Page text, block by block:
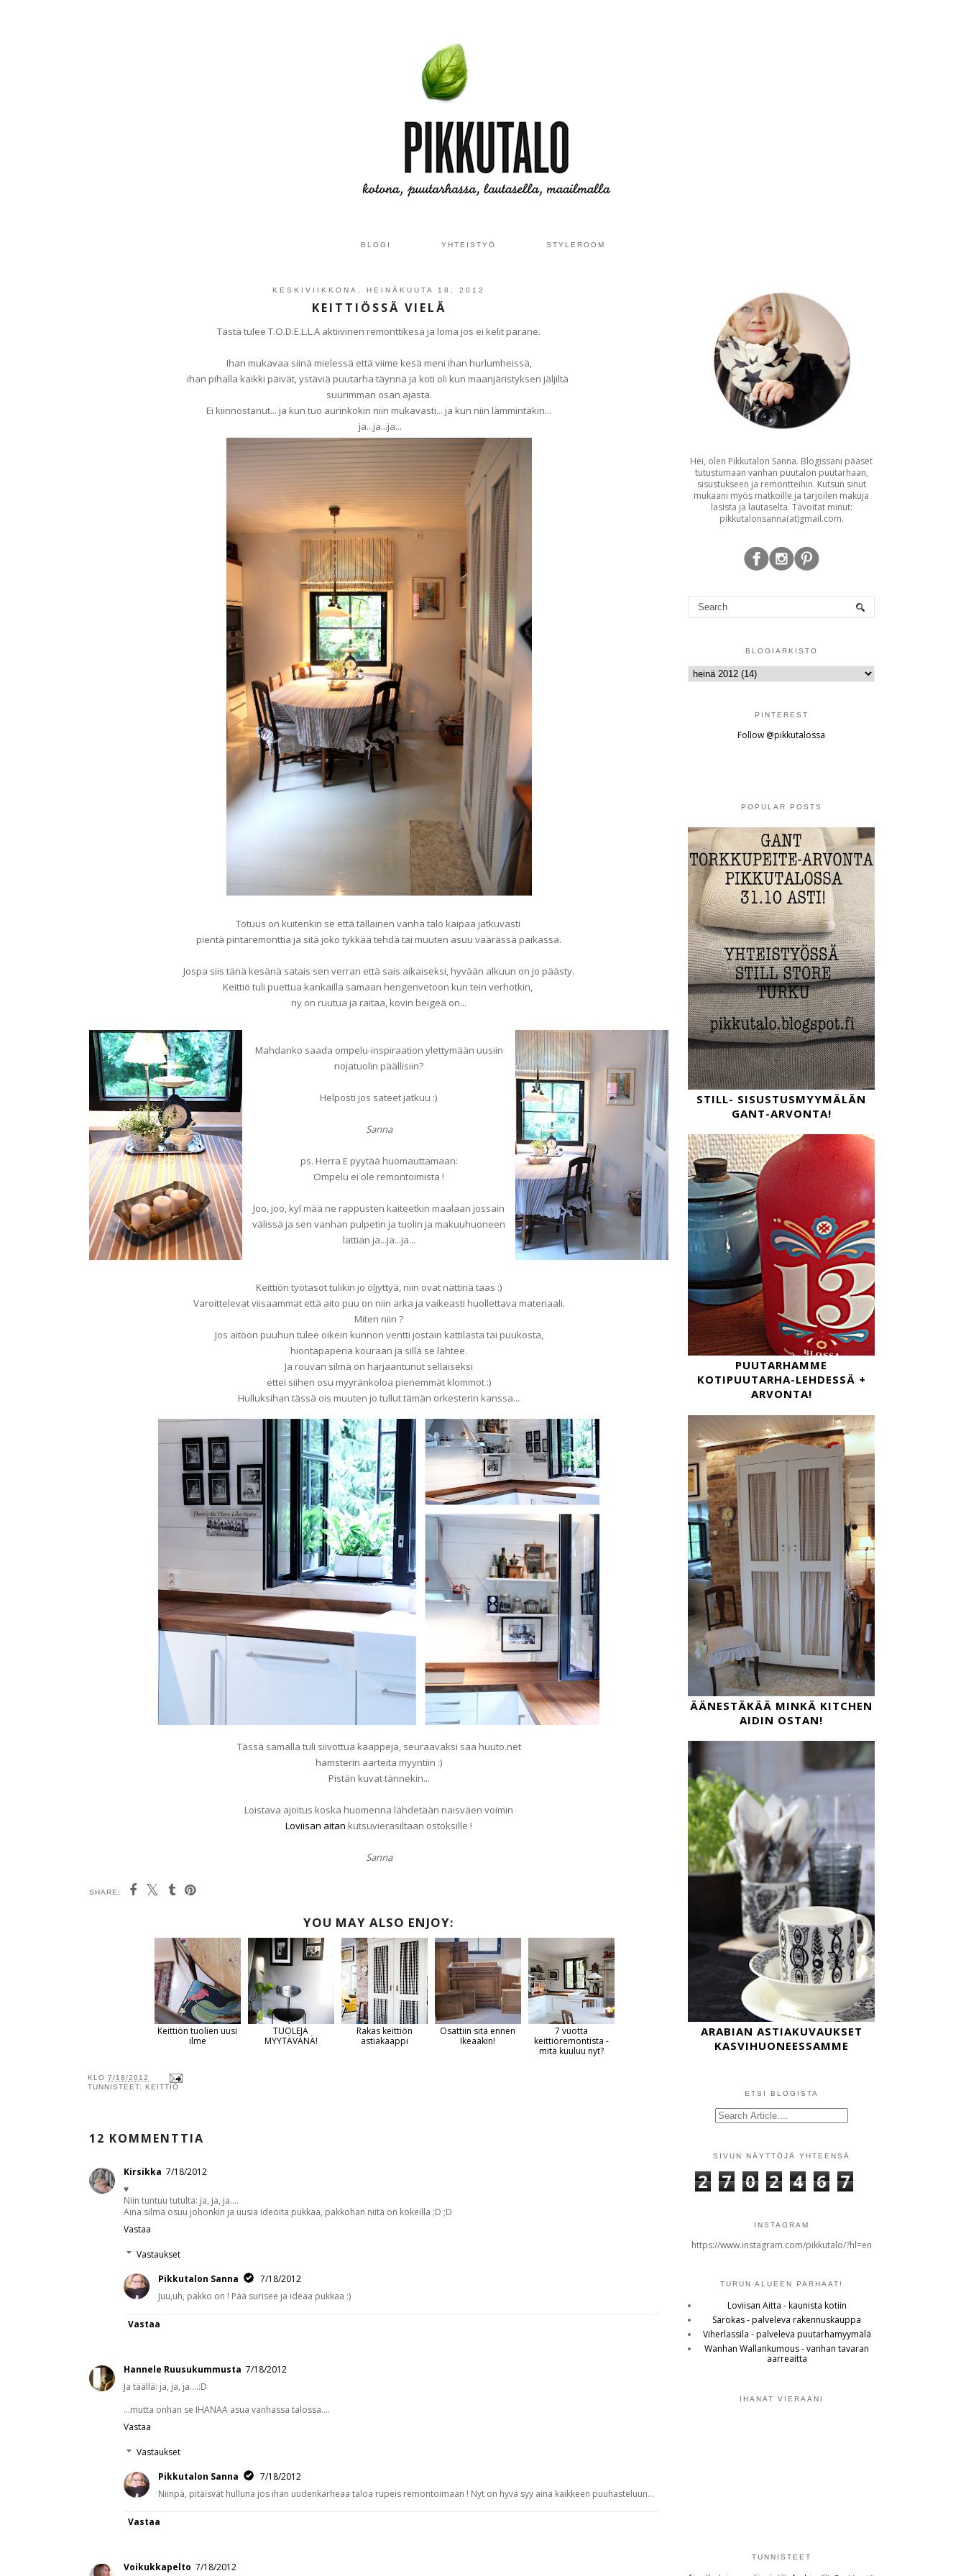
BLOGI YHTEISTYÖ STYLEROOM
KESKIVIIKKONA, HEINÄKUUTA 18, 2012
KEITTIÖSSÄ VIELÄ
Tästä tulee T.O.D.E.L.L.A aktiivinen remonttikesä ja loma jos ei kelit parane.
Ihan mukavaa siinä mielessä että viime kesä meni ihan hurlumheissä,
ihan pihalla kaikki päivät, ystäviä puutarha täynnä ja koti oli kun maanjäristyksen jäljiltä
suurimman osan ajasta.
Ei kiinnostanut... ja kun tuo aurinkokin niin mukavasti... ja kun niin lämmintäkin...
ja...ja...ja...
Totuus on kuitenkin se että tällainen vanha talo kaipaa jatkuvasti
pientä pintaremonttia ja sitä joko tykkää tehdä tai muuten asuu väärässä paikassa.
Jospa siis tänä kesänä satais sen verran että sais aikaiseksi, hyvään alkuun on jo päästy.
Keittiö tuli puettua kankailla samaan hengenvetoon kun tein verhotkin,
ny on ruutua ja raitaa, kovin beigeä on...
Mahdanko saada ompelu-inspiraation ylettymään uusiin
nojatuolin päällisiin?
Helposti jos sateet jatkuu :)
Sanna
ps. Herra E pyytää huomauttamaan:
Ompelu ei ole remontoimista !
Joo, joo, kyl mää ne rappusten kaiteetkin maalaan jossain
välissä ja sen vanhan pulpetin ja tuolin ja makuuhuoneen
lattian ja...ja...ja...
Keittiön työtasot tulikin jo öljyttyä, niin ovat nättinä taas :)
Varoittelevat viisaammat että aito puu on niin arka ja vaikeasti huollettava materiaali.
Miten niin ?
Jos aitoon puuhun tulee oikein kunnon ventti jostain kattilasta tai puukosta,
hiontapaperia kouraan ja sillä se lähtee.
Ja rouvan silmä on harjaantunut sellaiseksi
ettei siihen osu myyränkoloa pienemmät klommot :)
Hulluksihan tässä ois muuten jo tullut tämän orkesterin kanssa...
Tässä samalla tuli siivottua kaappeja, seuraavaksi saa huuto.net
hamsterin aarteita myyntiin :)
Pistän kuvat tännekin...
Loistava ajoitus koska huomenna lähdetään naisväen voimin
Loviisan aitan kutsuvierasiltaan ostoksille !
Sanna
SHARE:
YOU MAY ALSO ENJOY:
Keittiön tuolien uusi
ilme
TUOLEJA
MYYTÄVÄNÄ!
Rakas keittiön
astiakaappi
Osattiin sitä ennen
Ikeaakin!
7 vuotta
keittiöremontista -
mitä kuuluu nyt?
KLO 7/18/2012
TUNNISTEET: KEITTIÖ
12 KOMMENTTIA
Kirsikka 7/18/2012
♥
Niin tuntuu tutulta: ja, ja, ja....
Aina silmä osuu johonkin ja uusia ideoita pukkaa, pakkohan niitä on kokeilla ;D ;D
Vastaa
Vastaukset
Pikkutalon Sanna
7/18/2012
Juu,uh, pakko on ! Pää surisee ja ideaa pukkaa :)
Vastaa
Hannele Ruusukummusta 7/18/2012
Ja täällä: ja, ja, ja....:D
...mutta onhan se IHANAA asua vanhassa talossa....
Vastaa
Vastaukset
Pikkutalon Sanna
7/18/2012
Niinpä, pitäisvät hulluna jos ihan uudenkarheaa taloa rupeis remontoimaan ! Nyt on hyvä syy aina kaikkeen puuhasteluun...
Vastaa
Voikukkapelto 7/18/2012
Hei, olen Pikkutalon Sanna. Blogissani pääset
tutustumaan vanhan puutalon puutarhaan,
sisustukseen ja remontteihin. Kutsun sinut
mukaani myös matkoille ja tarjoilen makuja
lasista ja lautaselta. Tavoitat minut:
pikkutalonsanna(at)gmail.com.
BLOGIARKISTO
PINTEREST
Follow @pikkutalossa
POPULAR POSTS
STILL- SISUSTUSMYYMÄLÄN
GANT-ARVONTA!
PUUTARHAMME
KOTIPUUTARHA-LEHDESSÄ +
ARVONTA!
ÄÄNESTÄKÄÄ MINKÄ KITCHEN
AIDIN OSTAN!
ARABIAN ASTIAKUVAUKSET
KASVIHUONEESSAMME
ETSI BLOGISTA
SIVUN NÄYTTÖJÄ YHTEENSÄ
2 7 0 2 4 6 7
INSTAGRAM
https://www.instagram.com/pikkutalo/?hl=en
TURUN ALUEEN PARHAAT!
Loviisan Aitta - kaunista kotiin
Sarokas - palveleva rakennuskauppa
Viherlassila - palveleva puutarhamyymälä
Wanhan Wallankumous - vanhan tavaran
aarreaitta
IHANAT VIERAANI
TUNNISTEET